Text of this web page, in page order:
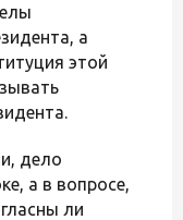
а
этой
дело
а в вопросе,
ли